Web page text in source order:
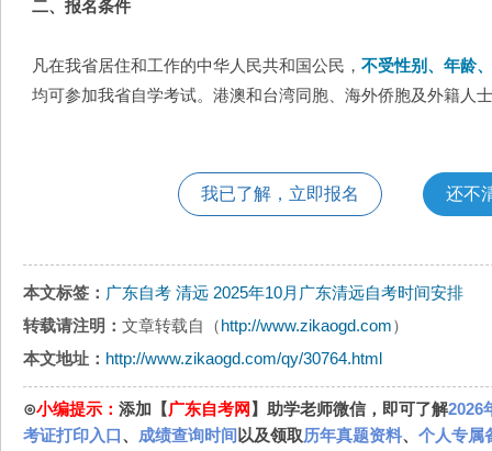
二、报名条件
凡在我省居住和工作的中华人民共和国公民， 不受性别、年龄
均可参加我省自学考试。港澳和台湾同胞、海外侨胞及外籍人
我已了解，立即报名 还不
本文标签： 广东自考 清远 2025年10月广东清远自考时间安排
转载请注明： 文章转载自（http://www.zikaogd.com）
本文地址： http://www.zikaogd.com/qy/30764.html
⊙小编提示： 添加【广东自考网 】助学老师微信，即可了解2026
考证打印入口、 成绩查询时间 以及领取历年真题资料、 个人专属